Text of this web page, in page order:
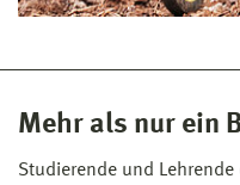
Mehr als nur ein
Studierende und